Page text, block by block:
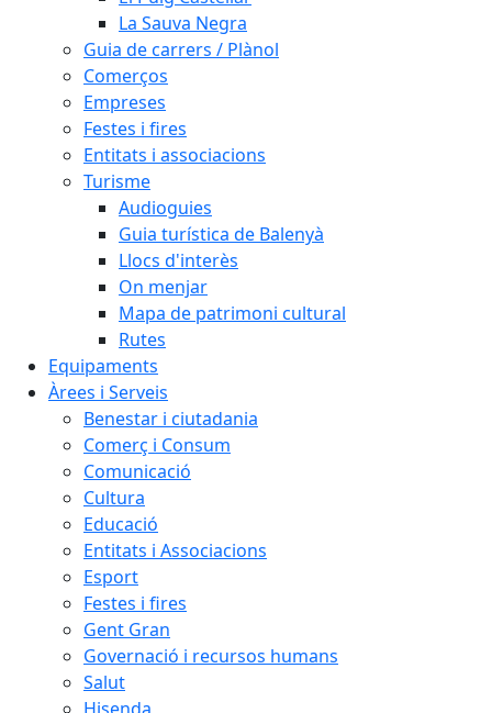
La Sauva Negra
Guia de carrers / Plànol
Comerços
Empreses
Festes i fires
Entitats i associacions
Turisme
Audioguies
Guia turística de Balenyà
Llocs d'interès
On menjar
Mapa de patrimoni cultural
Rutes
Equipaments
Àrees i Serveis
Benestar i ciutadania
Comerç i Consum
Comunicació
Cultura
Educació
Entitats i Associacions
Esport
Festes i fires
Gent Gran
Governació i recursos humans
Salut